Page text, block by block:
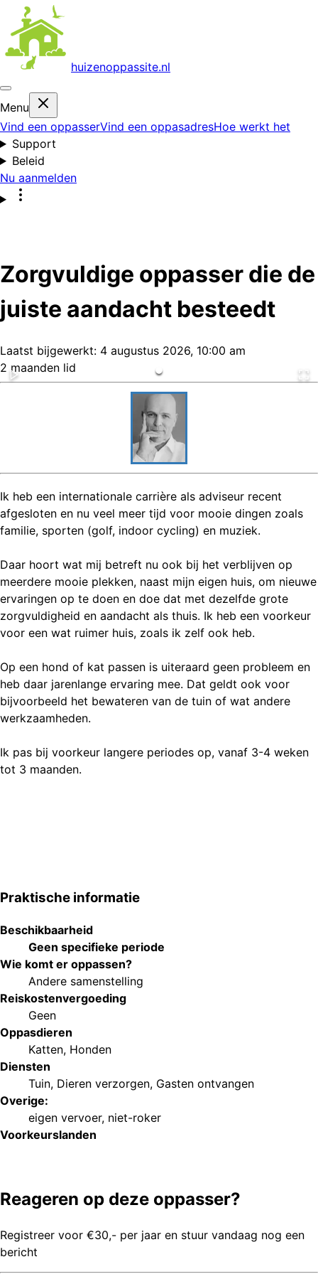
huizenoppassite.nl
Menu
Vind een oppasserVind een oppasadresHoe werkt het
Support
Beleid
Nu aanmelden
Zorgvuldige oppasser die de
juiste aandacht besteedt
Laatst bijgewerkt: 4 augustus 2026, 10:00 am
2 maanden lid
Ik heb een internationale carrière als adviseur recent
afgesloten en nu veel meer tijd voor mooie dingen zoals
familie, sporten (golf, indoor cycling) en muziek.
Daar hoort wat mij betreft nu ook bij het verblijven op
meerdere mooie plekken, naast mijn eigen huis, om nieuwe
ervaringen op te doen en doe dat met dezelfde grote
zorgvuldigheid en aandacht als thuis. Ik heb een voorkeur
voor een wat ruimer huis, zoals ik zelf ook heb.
Op een hond of kat passen is uiteraard geen probleem en
heb daar jarenlange ervaring mee. Dat geldt ook voor
bijvoorbeeld het bewateren van de tuin of wat andere
werkzaamheden.
Ik pas bij voorkeur langere periodes op, vanaf 3-4 weken
tot 3 maanden.
Praktische informatie
Beschikbaarheid
Geen specifieke periode
Wie komt er oppassen?
Andere samenstelling
Reiskostenvergoeding
Geen
Oppasdieren
Katten, Honden
Diensten
Tuin, Dieren verzorgen, Gasten ontvangen
Overige:
eigen vervoer, niet-roker
Voorkeurslanden
Reageren op deze oppasser?
Registreer voor €30,- per jaar en stuur vandaag nog een
bericht